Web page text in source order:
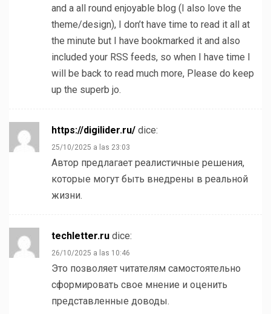
and a all round enjoyable blog (I also love the
theme/design), I don’t have time to read it all at
the minute but I have bookmarked it and also
included your RSS feeds, so when I have time I
will be back to read much more, Please do keep
up the superb jo.
https://digilider.ru/ dice:
25/10/2025 a las 23:03
Автор предлагает реалистичные решения,
которые могут быть внедрены в реальной
жизни.
techletter.ru dice:
26/10/2025 a las 10:46
Это позволяет читателям самостоятельно
сформировать свое мнение и оценить
представленные доводы.